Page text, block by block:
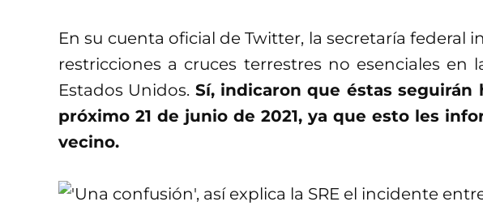
En su cuenta oficial de Twitter, la secretaría federal
restricciones a cruces terrestres no esenciales en
Estados Unidos. Sí, indicaron que éstas seguirán
próximo 21 de junio de 2021, ya que esto les
vecino.